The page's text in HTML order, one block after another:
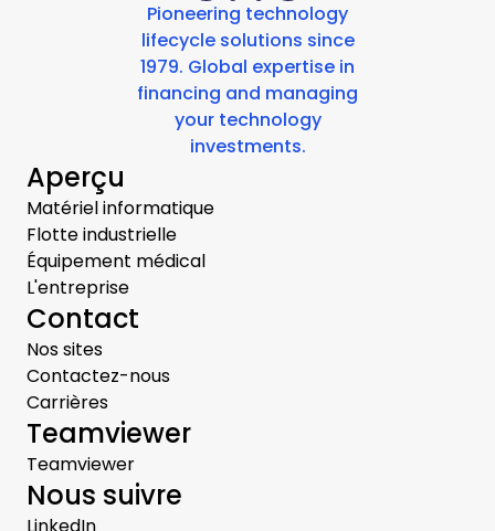
Pioneering technology
lifecycle solutions since
1979. Global expertise in
financing and managing
your technology
investments.
Aperçu
Matériel informatique
Flotte industrielle
Équipement médical
L'entreprise
Contact
Nos sites
Contactez-nous
Carrières
Teamviewer
Teamviewer
Nous suivre